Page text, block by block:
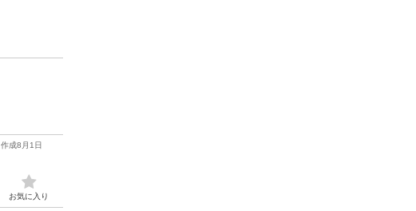
作成8月1日
お気に入り